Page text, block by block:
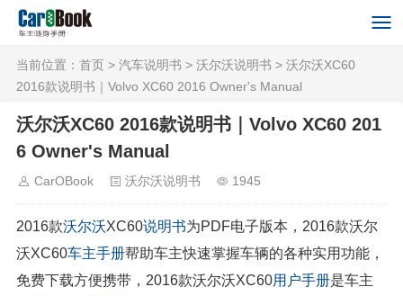
当前位置： 首页 > 汽车说明书 > 沃尔沃说明书 > 沃尔沃XC60
2016款说明书｜Volvo XC60 2016 Owner's Manual
沃尔沃XC60 2016款说明书｜Volvo XC60 201
6 Owner's Manual
CarOBook 沃尔沃说明书 1945
2016款沃尔沃XC60说明书为PDF电子版本，2016款沃尔
沃XC60车主手册帮助车主快速掌握车辆的各种实用功能，
免费下载方便携带，2016款沃尔沃XC60用户手册是车主